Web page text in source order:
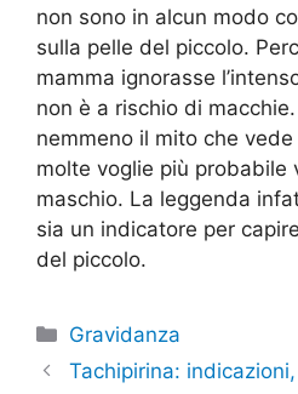
non sono in alcun modo
sulla pelle del piccolo.
mamma ignorasse
non è a rischio di
nemmeno il mito che
molte voglie più probabile
maschio. La leggenda
sia un indicatore per
del piccolo.
Categorie
Gravidanza
Tachipirina: